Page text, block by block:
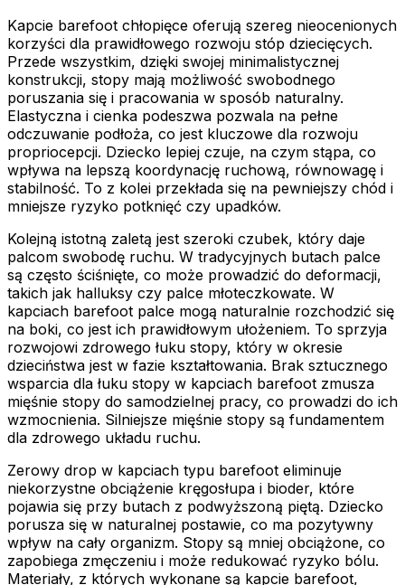
Kapcie barefoot chłopięce oferują szereg nieocenionych
korzyści dla prawidłowego rozwoju stóp dziecięcych.
Przede wszystkim, dzięki swojej minimalistycznej
konstrukcji, stopy mają możliwość swobodnego
poruszania się i pracowania w sposób naturalny.
Elastyczna i cienka podeszwa pozwala na pełne
odczuwanie podłoża, co jest kluczowe dla rozwoju
propriocepcji. Dziecko lepiej czuje, na czym stąpa, co
wpływa na lepszą koordynację ruchową, równowagę i
stabilność. To z kolei przekłada się na pewniejszy chód i
mniejsze ryzyko potknięć czy upadków.
Kolejną istotną zaletą jest szeroki czubek, który daje
palcom swobodę ruchu. W tradycyjnych butach palce
są często ściśnięte, co może prowadzić do deformacji,
takich jak halluksy czy palce młoteczkowate. W
kapciach barefoot palce mogą naturalnie rozchodzić się
na boki, co jest ich prawidłowym ułożeniem. To sprzyja
rozwojowi zdrowego łuku stopy, który w okresie
dzieciństwa jest w fazie kształtowania. Brak sztucznego
wsparcia dla łuku stopy w kapciach barefoot zmusza
mięśnie stopy do samodzielnej pracy, co prowadzi do ich
wzmocnienia. Silniejsze mięśnie stopy są fundamentem
dla zdrowego układu ruchu.
Zerowy drop w kapciach typu barefoot eliminuje
niekorzystne obciążenie kręgosłupa i bioder, które
pojawia się przy butach z podwyższoną piętą. Dziecko
porusza się w naturalnej postawie, co ma pozytywny
wpływ na cały organizm. Stopy są mniej obciążone, co
zapobiega zmęczeniu i może redukować ryzyko bólu.
Materiały, z których wykonane są kapcie barefoot,